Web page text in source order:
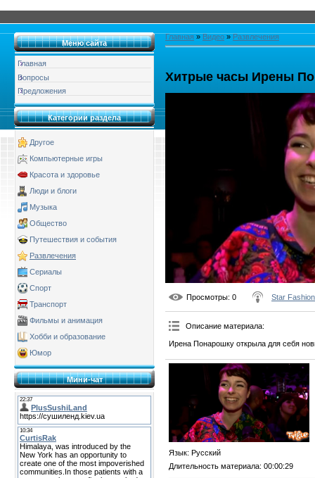
Меню сайта
Главная
Вопросы
Предложения
Категории раздела
Другое
Компьютерные игры
Красота и здоровье
Люди и блоги
Музыка
Общество
Путешествия и события
Развлечения
Сериалы
Спорт
Транспорт
Фильмы и анимация
Хобби и образование
Юмор
Мини-чат
Главная » Видео » Развлечения
Хитрые часы Ирены
Просмотры: 0 Star Fashion
Описание материала:
Ирена Понарошку открыла для себя
Язык: Русский
Длительность материала: 00:00:29